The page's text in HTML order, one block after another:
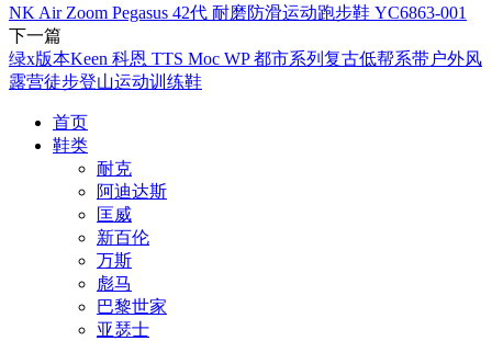
NK Air Zoom Pegasus 42代 耐磨防滑运动跑步鞋 YC6863-001
下一篇
绿x版本Keen 科恩 TTS Moc WP 都市系列复古低帮系带户外风
露营徒步登山运动训练鞋
首页
鞋类
耐克
阿迪达斯
匡威
新百伦
万斯
彪马
巴黎世家
亚瑟士